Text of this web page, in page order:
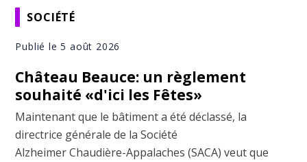
SOCIÉTÉ
Publié le 5 août 2026
Château Beauce: un règlement
souhaité «d'ici les Fêtes»
Maintenant que le bâtiment a été déclassé, la
directrice générale de la Société
Alzheimer Chaudière-Appalaches (SACA) veut que